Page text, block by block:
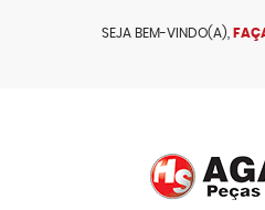
SEJA BEM-VINDO(A),